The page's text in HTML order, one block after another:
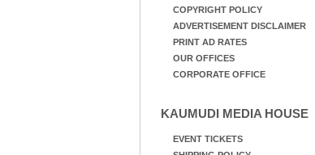
COPYRIGHT POLICY
ADVERTISEMENT DISCLAIMER
PRINT AD RATES
OUR OFFICES
CORPORATE OFFICE
KAUMUDI MEDIA HOUSE
EVENT TICKETS